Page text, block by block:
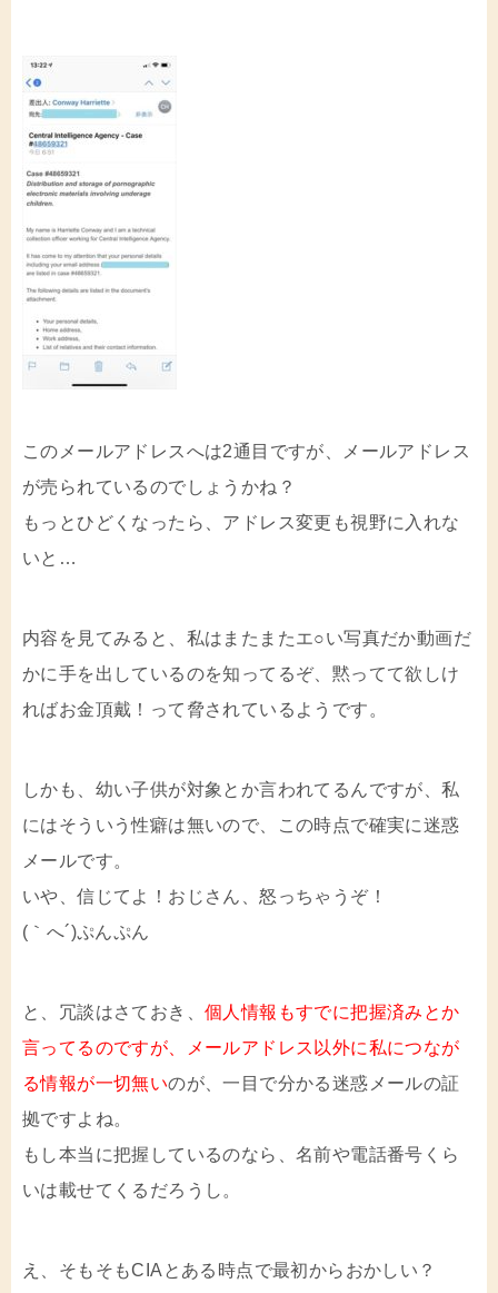
このメールアドレスへは2通目ですが、メールアドレス
が売られているのでしょうかね？
もっとひどくなったら、アドレス変更も視野に入れな
いと…
内容を見てみると、私はまたまたエ○い写真だか動画だ
かに手を出しているのを知ってるぞ、黙ってて欲しけ
ればお金頂戴！って脅されているようです。
しかも、幼い子供が対象とか言われてるんですが、私
にはそういう性癖は無いので、この時点で確実に迷惑
メールです。
いや、信じてよ！おじさん、怒っちゃうぞ！
(｀へ´)ぷんぷん
と、冗談はさておき、 個人情報もすでに把握済みとか
言ってるのですが、メールアドレス以外に私につなが
る情報が一切無いのが、一目で分かる迷惑メールの証
拠ですよね。
もし本当に把握しているのなら、名前や電話番号くら
いは載せてくるだろうし。
え、そもそもCIAとある時点で最初からおかしい？